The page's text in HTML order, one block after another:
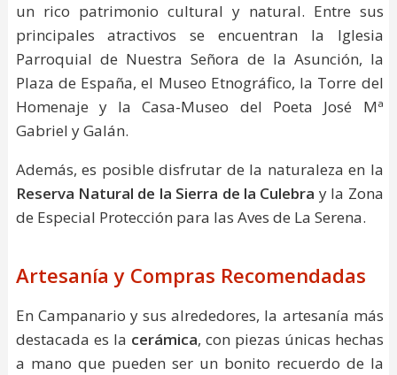
un rico patrimonio cultural y natural. Entre sus
principales atractivos se encuentran la Iglesia
Parroquial de Nuestra Señora de la Asunción, la
Plaza de España, el Museo Etnográfico, la Torre del
Homenaje y la Casa-Museo del Poeta José Mª
Gabriel y Galán.
Además, es posible disfrutar de la naturaleza en la
Reserva Natural de la Sierra de la Culebra y la Zona
de Especial Protección para las Aves de La Serena.
Artesanía y Compras Recomendadas
En Campanario y sus alrededores, la artesanía más
destacada es la cerámica, con piezas únicas hechas
a mano que pueden ser un bonito recuerdo de la